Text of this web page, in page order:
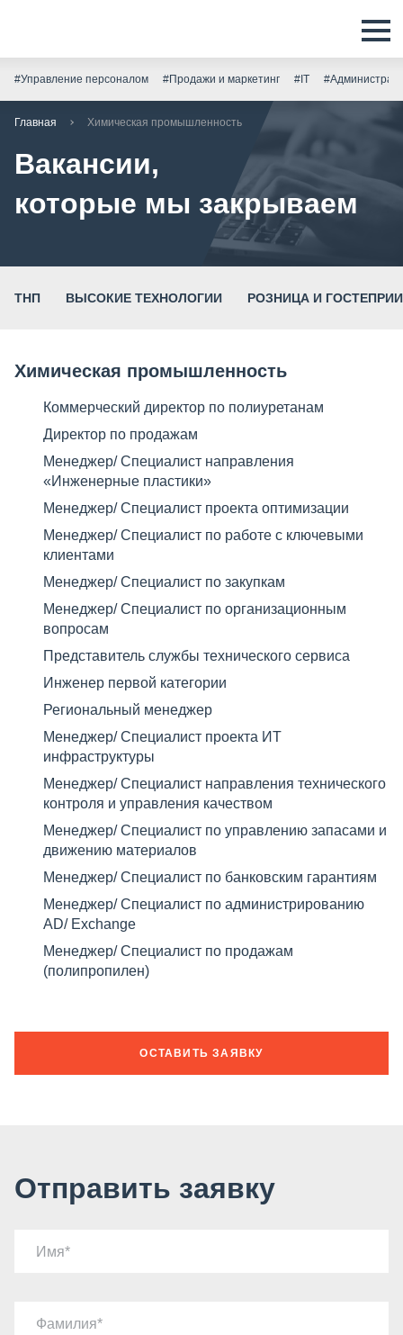
#Управление персоналом #Продажи и маркетинг #IT
Главная Химическая промышленность
Вакансии,
которые мы закрываем
ТНП ВЫСОКИЕ ТЕХНОЛОГИИ РОЗНИЦА И
Химическая промышленность
Коммерческий директор по полиуретанам
Директор по продажам
Менеджер/ Специалист направления
«Инженерные пластики»
Менеджер/ Специалист проекта оптимизации
Менеджер/ Специалист по работе с ключевыми
клиентами
Менеджер/ Специалист по закупкам
Менеджер/ Специалист по организационным
вопросам
Представитель службы технического сервиса
Инженер первой категории
Региональный менеджер
Менеджер/ Специалист проекта ИТ
инфраструктуры
Менеджер/ Специалист направления технического
контроля и управления качеством
Менеджер/ Специалист по управлению запасами и
движению материалов
Менеджер/ Специалист по банковским гарантиям
Менеджер/ Специалист по администрированию
AD/ Exchange
Менеджер/ Специалист по продажам
(полипропилен)
ОСТАВИТЬ ЗАЯВКУ
Отправить заявку
Имя
Фамилия